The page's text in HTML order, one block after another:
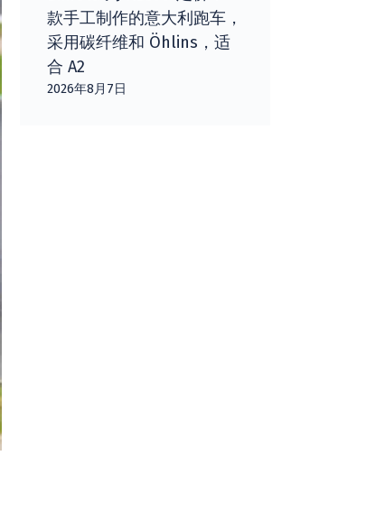
款手工制作的意大利跑车，
采用碳纤维和 Öhlins，适
合 A2
2026年8月7日